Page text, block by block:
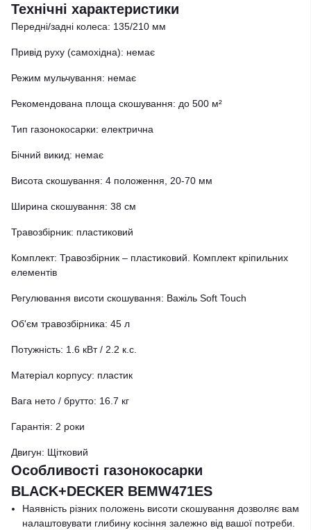
Технічні характеристики
Передні/задні колеса: 135/210 мм
Привід руху (самохідна): немає
Режим мульчування: немає
Рекомендована площа скошування: до 500 м²
Тип газонокосарки: електрична
Бічний викид: немає
Висота скошування: 4 положення, 20-70 мм
Ширина скошування: 38 см
Травозбірник: пластиковий
Комплект: Травозбірник – пластиковий. Комплект кріпильних
елементів
Регулювання висоти скошування: Важіль Soft Touch
Об'єм травозбірника: 45 л
Потужність: 1.6 кВт / 2.2 к.с.
Матеріал корпусу: пластик
Вага нето / брутто: 16.7 кг
Гарантія: 2 роки
Двигун: Щітковий
Особливості газонокосарки
BLACK+DECKER BEMW471ES
Наявність різних положень висоти скошування дозволяє вам
налаштовувати глибину косіння залежно від вашої потреби.